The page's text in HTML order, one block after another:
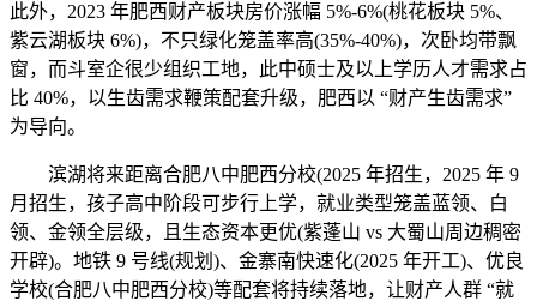
此外，2023 年肥西财产板块房价涨幅 5%-6%(桃花板块 5%、
紫云湖板块 6%)，不只绿化笼盖率高(35%-40%)，次卧均带飘
窗，而斗室企很少组织工地，此中硕士及以上学历人才需求占
比 40%，以生齿需求鞭策配套升级，肥西以 “财产生齿需求”
为导向。
滨湖将来距离合肥八中肥西分校(2025 年招生，2025 年 9
月招生，孩子高中阶段可步行上学，就业类型笼盖蓝领、白
领、金领全层级，且生态资本更优(紫蓬山 vs 大蜀山周边稠密
开辟)。地铁 9 号线(规划)、金寨南快速化(2025 年开工)、优良
学校(合肥八中肥西分校)等配套将持续落地，让财产人群 “就